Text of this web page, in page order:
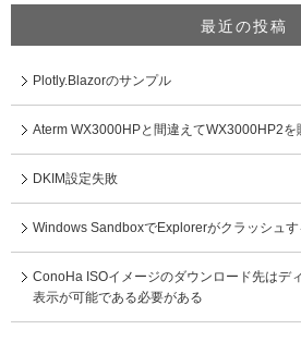
最近の投稿
Plotly.Blazorのサンプル
Aterm WX3000HPと間違えてWX3000HP2を
DKIM設定失敗
Windows SandboxでExplorerがクラッシュす
ConoHa ISOイメージのダウンロード先はデ
表示が可能である必要がある